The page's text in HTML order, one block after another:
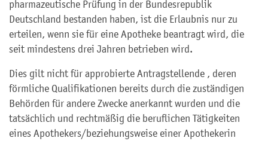
pharmazeutische Prüfung in der Bundesrepublik
Deutschland bestanden haben, ist die Erlaubnis nur zu
erteilen, wenn sie für eine Apotheke beantragt wird, die
seit mindestens drei Jahren betrieben wird.
Dies gilt nicht für approbierte Antragstellende , deren
förmliche Qualifikationen bereits durch die zuständigen
Behörden für andere Zwecke anerkannt wurden und die
tatsächlich und rechtmäßig die beruflichen Tätigkeiten
eines Apothekers/beziehungsweise einer Apothekerin